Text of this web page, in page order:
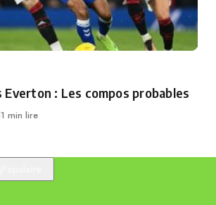
Everton : Les compos probables
1 min lire